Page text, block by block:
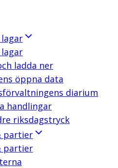
ladda ner
öppna data
diarium
handlingar
riksdagstryck
partier
partier